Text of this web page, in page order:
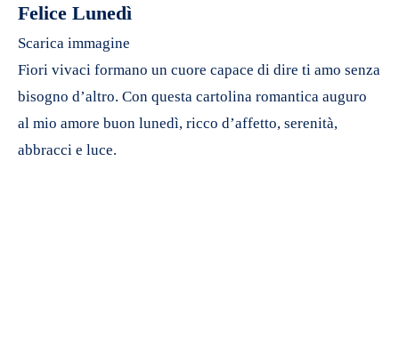
Felice Lunedì
Scarica immagine
Fiori vivaci formano un cuore capace di dire ti amo senza
bisogno d’altro. Con questa cartolina romantica auguro
al mio amore buon lunedì, ricco d’affetto, serenità,
abbracci e luce.